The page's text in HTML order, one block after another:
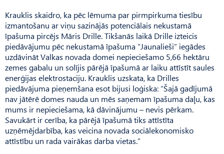
Krauklis skaidro, ka pēc lēmuma par pirmpirkuma tiesību
izmantošanu ar viņu sazinājās potenciālais nekustamā
īpašuma pircējs Māris Drille. Tikšanās laikā Drille izteicis
piedāvājumu pēc nekustamā īpašuma “Jaunalieši” iegādes
uzdāvināt Valkas novada domei nepieciešamo 5,66 hektāru
zemes gabalu un solījis pārējā īpašumā ar laiku attīstīt saules
enerģijas elektrostaciju. Krauklis uzskata, ka Drilles
piedāvājuma pieņemšana esot bijusi loģiska: “Šajā gadījumā
nav jātērē domes nauda un mēs saņemam īpašuma daļu, kas
mums ir nepieciešama, kā dāvinājumu – nevis pērkam.
Savukārt ir cerība, ka pārējā īpašumā tiks attīstīta
uzņēmējdarbība, kas veicina novada sociālekonomisko
attīstību un rada vairākas darba vietas.”